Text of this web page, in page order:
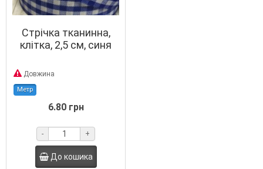
Стрічка тканинна,
клітка, 2,5 см, синя
Довжина
Метр
6.80 грн
- +
До кошика